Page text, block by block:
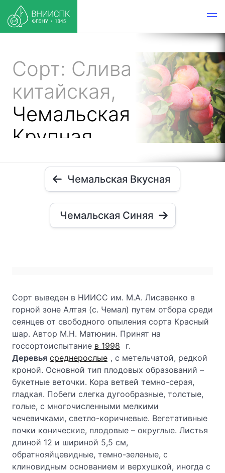
Сорт: Слива
китайская,
Чемальская
Крупная
Чемальская Вкусная
Чемальская Синяя
Сорт выведен в НИИСС им. М.А. Лисавенко в
горной зоне Алтая (с. Чемал) путем отбора среди
сеянцев от свободного опыления сорта Красный
шар. Автор М.Н. Матюнин. Принят на
госсортоиспытание в 1998
г.
Деревья среднерослые , с метельчатой, редкой
кроной. Основной тип плодовых образований –
букетные веточки. Кора ветвей темно-серая,
гладкая. Побеги слегка дугообразные, толстые,
голые, с многочисленными мелкими
чечевичками, светло-коричневые. Вегетативные
почки конические, плодовые – округлые. Листья
длиной 12 и шириной 5,5 см,
обратнояйцевидные, темно-зеленые, с
клиновидным основанием и верхушкой, иногда с